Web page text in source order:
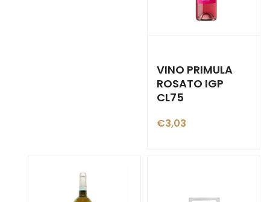
VINO PRIMULA
ROSATO IGP
CL75
€3,03